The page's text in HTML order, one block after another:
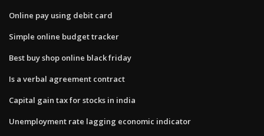
Online pay using debit card
Simple online budget tracker
Best buy shop online black friday
Is a verbal agreement contract
Capital gain tax for stocks in india
Unemployment rate lagging economic indicator